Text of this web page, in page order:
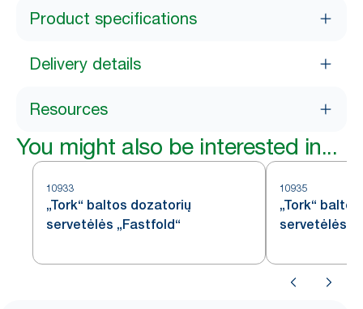
Product specifications
Delivery details
Resources
You might also be interested in...
10933
„Tork“ baltos dozatorių
servetėlės „Fastfold“
10935
„Tork“
servetėlės